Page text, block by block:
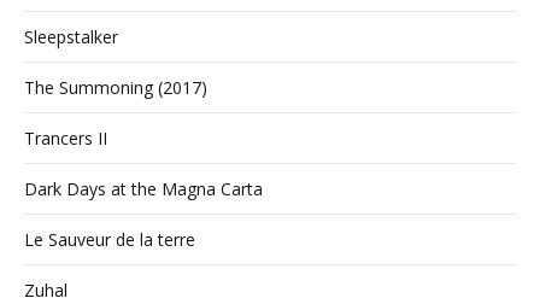
Sleepstalker
The Summoning (2017)
Trancers II
Dark Days at the Magna Carta
Le Sauveur de la terre
Zuhal